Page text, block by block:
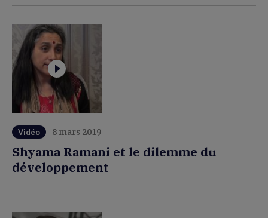
Vidéo 8 mars 2019
Shyama Ramani et le dilemme du
développement